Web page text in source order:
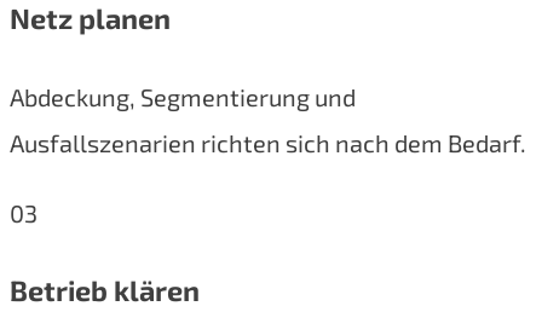
Netz planen
Abdeckung, Segmentierung und
Ausfallszenarien richten sich nach dem Bedarf.
03
Betrieb klären